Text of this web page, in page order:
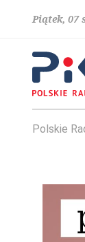
Piątek, 07
Polskie